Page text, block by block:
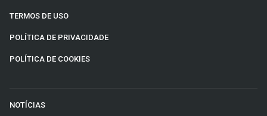
TERMOS DE USO
POLÍTICA DE PRIVACIDADE
POLÍTICA DE COOKIES
NOTÍCIAS